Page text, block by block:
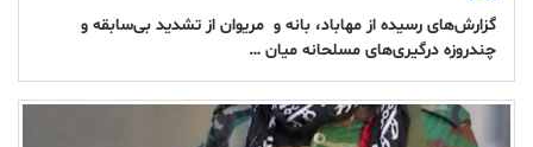
گزارش‌های رسیده از مهاباد، بانه و مریوان از تشدید بی‌سابقه و
چندروزه درگیری‌های مسلحانه میان …